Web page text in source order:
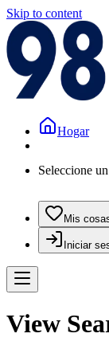
Skip to content
Hogar
Seleccione
Mis
Iniciar
View